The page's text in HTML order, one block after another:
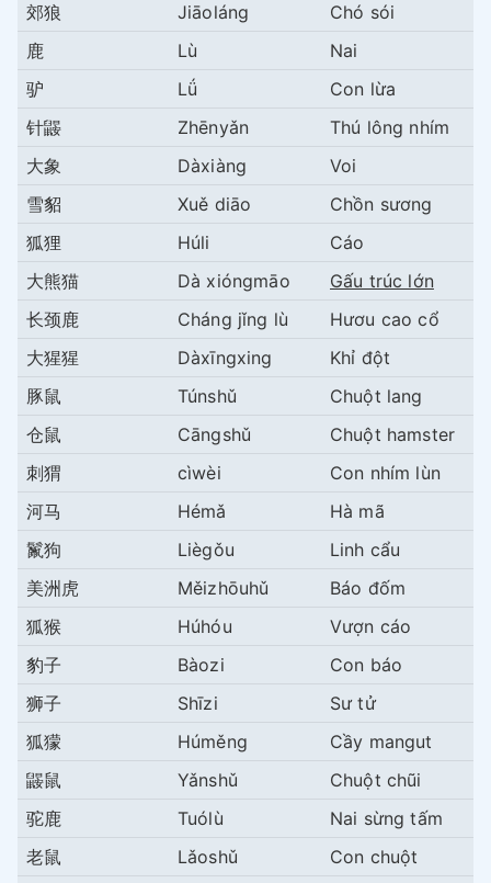
郊狼
Jiāoláng
Chó sói
鹿
Lù
Nai
驴
Lǘ
Con lừa
针鼹
Zhēnyǎn
Thú lông nhím
大象
Dàxiàng
Voi
雪貂
Xuě diāo
Chồn sương
狐狸
Húli
Cáo
大熊猫
Dà xióngmāo
Gấu trúc lớn
长颈鹿
Cháng jǐng lù
Hươu cao cổ
大猩猩
Dàxīngxing
Khỉ đột
豚鼠
Túnshǔ
Chuột lang
仓鼠
Cāngshǔ
Chuột hamster
刺猬
cìwèi
Con nhím lùn
河马
Hémǎ
Hà mã
鬣狗
Liègǒu
Linh cẩu
美洲虎
Měizhōuhǔ
Báo đốm
狐猴
Húhóu
Vượn cáo
豹子
Bàozi
Con báo
狮子
Shīzi
Sư tử
狐獴
Húměng
Cầy mangut
鼹鼠
Yǎnshǔ
Chuột chũi
驼鹿
Tuólù
Nai sừng tấm
老鼠
Lǎoshǔ
Con chuột